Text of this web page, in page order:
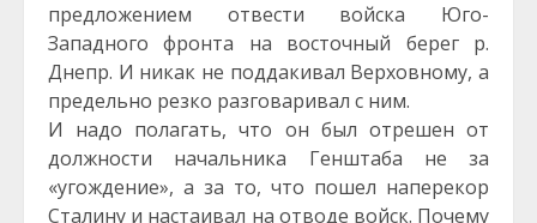
предложением отвести войска Юго-
Западного фронта на восточный берег р.
Днепр. И никак не поддакивал Верховному, а
предельно резко разговаривал с ним.
И надо полагать, что он был отрешен от
должности начальника Генштаба не за
«угождение», а за то, что пошел наперекор
Сталину и настаивал на отводе войск. Почему